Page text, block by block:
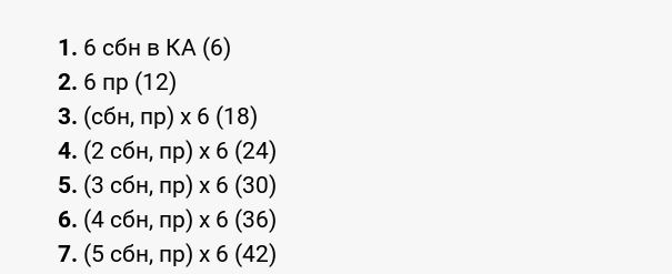
1. 6 сбн в КА (6)
2. 6 пр (12)
3. (сбн, пр) x 6 (18)
4. (2 сбн, пр) x 6 (24)
5. (3 сбн, пр) x 6 (30)
6. (4 сбн, пр) x 6 (36)
7. (5 сбн, пр) x 6 (42)